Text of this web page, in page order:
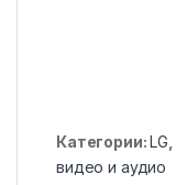
Категории:LG
видео и аудио